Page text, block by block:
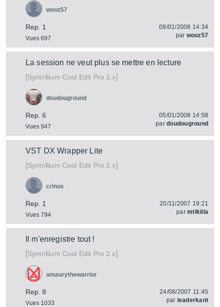
Rep. 1
Vues 697
wooz57
09/01/2008 14:34
par wooz57
La session ne veut plus se mettre en lecture
[Syntrillium Cool Edit Pro 2.x]
Rep. 6
Vues 947
doudouground
05/01/2008 14:58
pardoudouground
VST DX Wrapper Lite
[Syntrillium Cool Edit Pro 2.x]
Rep. 1
Vues 794
crinos
20/11/2007 19:21
parmtlkilla
Il m'enregistre tout !
[Syntrillium Cool Edit Pro 2.x]
Rep. 8
Vues 1033
amaurythewarrior
24/08/2007 11:45
par leaderkant